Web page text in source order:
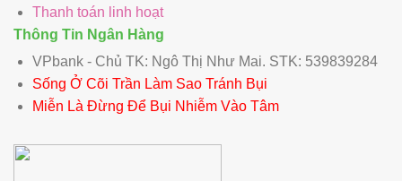
Thanh toán linh hoạt
Thông Tin Ngân Hàng
VPbank - Chủ TK: Ngô Thị Như Mai. STK: 539839284
Sống Ở Cõi Trần Làm Sao Tránh Bụi
Miễn Là Đừng Để Bụi Nhiễm Vào Tâm